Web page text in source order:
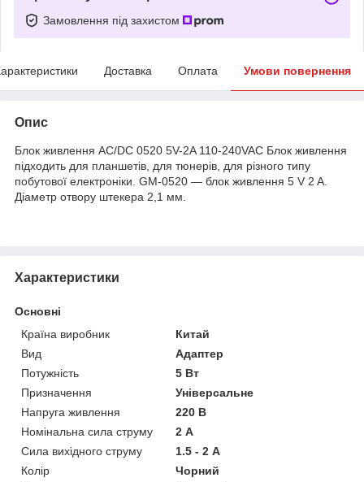
Замовлення під захистом
Доставка Оплата Умови повернення
Опис
Блок живлення AC/DC 0520 5V-2A 110-240VAC Блок живлення
підходить для планшетів, для тюнерів, для різного типу
побутової електроніки. GM-0520 — блок живлення 5 V 2 A.
Діаметр отвору штекера 2,1 мм.
Характеристики
Основні
Країна виробник
Китай
Вид
Адаптер
Потужність
5 Вт
Призначення
Універсальне
Напруга живлення
220 В
Номінальна сила струму
2 А
Сила вихідного струму
1.5 - 2 А
Колір
Чорний